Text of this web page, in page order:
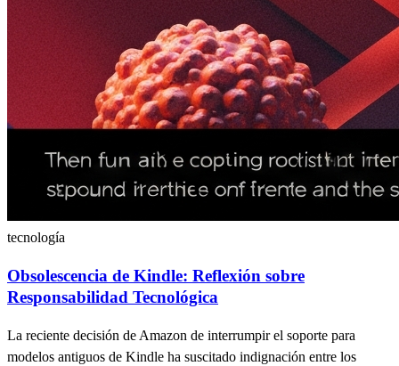
tecnología
Obsolescencia de Kindle: Reflexión sobre
Responsabilidad Tecnológica
La reciente decisión de Amazon de interrumpir el soporte para
modelos antiguos de Kindle ha suscitado indignación entre los